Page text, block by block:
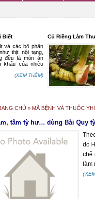
Biết
và các bộ phận
thịt nội tạng,
đều là món ăn
khẩu của nhiều
(XEM THÊM)
Củ Riềng Làm
CHỦ » MÃ BỆNH VÀ THUỐC
tâm tỳ hư… dùng Bài Quy tỳ
do
chế
làm